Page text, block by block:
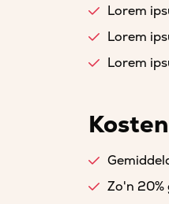
Lorem
Lorem
Lorem
Kosten
Zo'n 20%